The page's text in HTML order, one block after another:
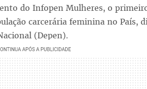
do Infopen Mulheres, o
carcerária feminina no País,
(Depen).